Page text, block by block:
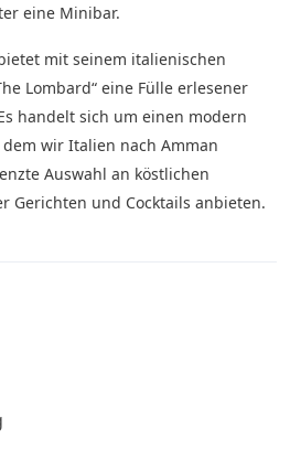
eine Minibar.
mit seinem italienischen
Lombard“ eine Fülle erlesener
handelt sich um einen modern
wir Italien nach Amman
Auswahl an köstlichen
Gerichten und Cocktails anbieten.